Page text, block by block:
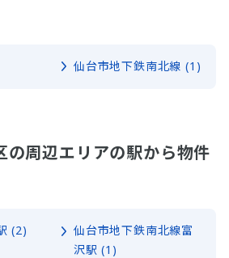
仙台市地下鉄南北線 (1)
の周辺エリアの駅から物件
(2)
仙台市地下鉄南北線富
沢駅 (1)